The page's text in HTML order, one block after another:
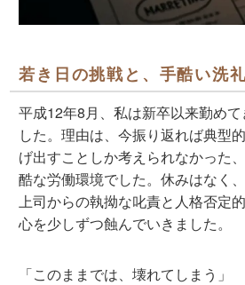
若き日の挑戦と、手酷い洗
平成12年8月、私は新卒以来勤め
した。理由は、今振り返れば典型
げ出すことしか考えられなかった
酷な労働環境でした。休みはなく
上司からの執拗な叱責と人格否定
心を少しずつ蝕んでいきました。
「このままでは、壊れてしまう」